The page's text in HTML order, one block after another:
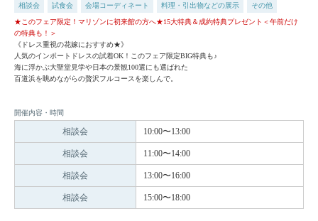
相談会 試食会 会場コーディネート 料理・引出物などの展示 その他
★このフェア限定！マリゾンに初来館の方へ★15大特典＆成約特典プレゼント＜午前だけ
の特典も！＞
《ドレス重視の花嫁におすすめ★》
人気のインポートドレスの試着OK！このフェア限定BIG特典も♪
海に浮かぶ大聖堂見学や日本の景観100選にも選ばれた
百道浜を眺めながらの贅沢フルコースを楽しんで。
開催内容・時間
相談会 10:00〜13:00
相談会 11:00〜14:00
相談会 13:00〜16:00
相談会 15:00〜18:00